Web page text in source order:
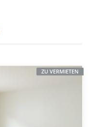
ZU VERMIETEN